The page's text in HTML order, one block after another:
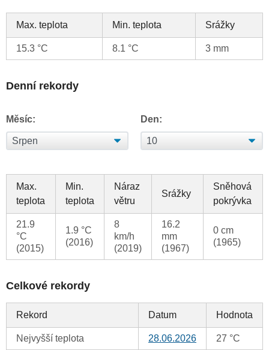
Max. teplota Min. teplota Srážky
15.3 °C 8.1 °C 3 mm
Denní rekordy
Měsíc: Den:
Max.
teplota
Min.
teplota
Náraz
větru
Srážky
Sněhová
pokrývka
21.9
°C
(2015)
1.9 °C
(2016)
8
km/h
(2019)
16.2
mm
(1967)
0 cm
(1965)
Celkové rekordy
Rekord Datum Hodnota
Nejvyšší teplota 28.06.2026 27 °C